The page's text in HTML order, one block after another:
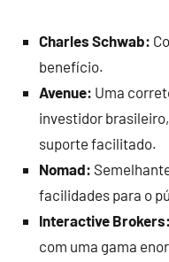
Charles Schwab:
benefício.
Avenue: Uma
investidor
suporte facilitado.
Nomad:
facilidades para o
Interactive Brokers:
com uma gama